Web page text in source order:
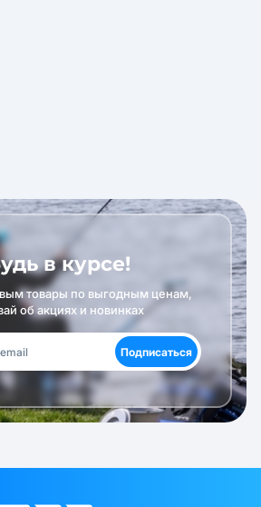
в курсе!
товары по выгодным ценам,
об акциях и новинках
Подписаться